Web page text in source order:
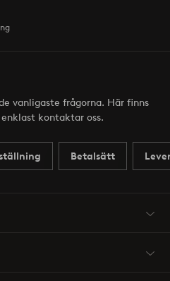
vanligaste frågorna. Här finns
kontaktar oss.
Betalsätt